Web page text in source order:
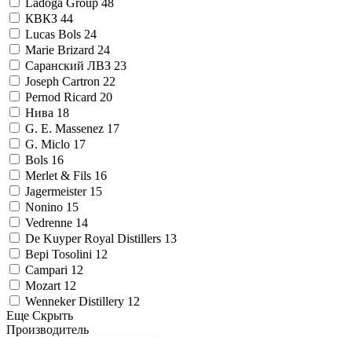
КВКЗ 44
Lucas Bols 24
Marie Brizard 24
Саранский ЛВЗ 23
Joseph Cartron 22
Pernod Ricard 20
Нива 18
G. E. Massenez 17
G. Miclo 17
Bols 16
Merlet & Fils 16
Jagermeister 15
Nonino 15
Vedrenne 14
De Kuyper Royal Distillers 13
Bepi Tosolini 12
Campari 12
Mozart 12
Wenneker Distillery 12
Еще Скрыть
Производитель